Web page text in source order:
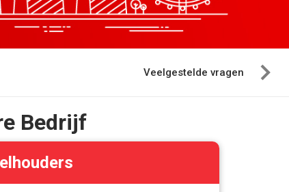
Veelgestelde vragen
Bedrijf